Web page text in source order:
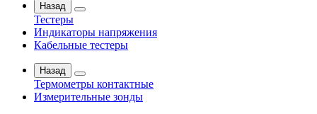
Назад
Тестеры
Индикаторы напряжения
Кабельные тестеры
Назад
Термометры контактные
Измерительные зонды